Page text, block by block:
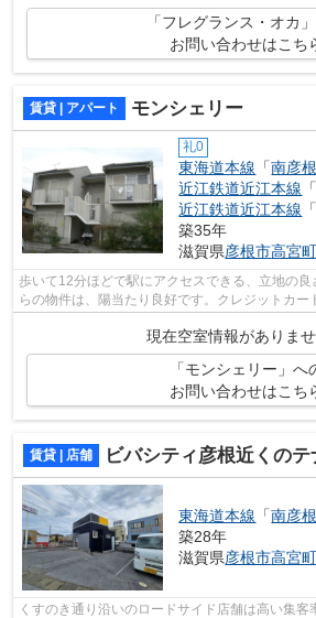
「フレグランス・オカ
お問い合わせはこち
賃貸 | アパート モンシェリー
礼0
東海道本線 「南彦根
近江鉄道近江本線
近江鉄道近江本線 「
築35年
滋賀県彦根市高宮町
歩いて12分ほどで駅にアクセスできる、立地の
らの物件は、陽当たり良好です。クレジットカー
現在空室情報がありませ
「モンシェリー」へ
お問い合わせはこち
賃貸 | 店舗 ビバシティ彦根近くのテ
東海道本線 「南彦根
築28年
滋賀県彦根市高宮町
くすのき通り沿いのロードサイド店舗は高い集客